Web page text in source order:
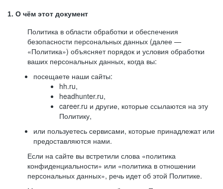
1. О чём этот документ
Политика в области обработки и обеспечения
безопасности персональных данных (далее —
«Политика») объясняет порядок и условия обработки
ваших персональных данных, когда вы:
посещаете наши сайты:
hh.ru,
headhunter.ru,
career.ru и другие, которые ссылаются на эту
Политику,
или пользуетесь сервисами, которые принадлежат или
предоставляются нами.
Если на сайте вы встретили слова «политика
конфиденциальности» или «политика в отношении
персональных данных», речь идет об этой Политике.